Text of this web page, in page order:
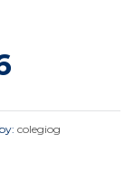
colegiog